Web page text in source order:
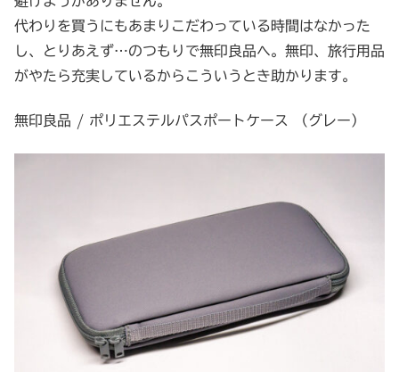
代わりを買うにもあまりこだわっている時間はなかった
し、とりあえず…のつもりで無印良品へ。無印、旅行用品
がやたら充実しているからこういうとき助かります。
無印良品 / ポリエステルパスポートケース （グレー）